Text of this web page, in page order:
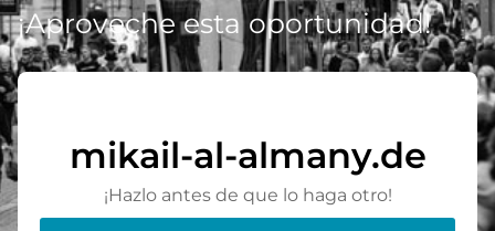
¡Aproveche esta oportunidad!
mikail-al-almany.de
¡Hazlo antes de que lo haga otro!